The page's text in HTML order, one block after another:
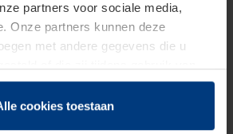
partners voor sociale media,
Onze partners kunnen deze
met andere gegevens die u
verzameld.
het recht om cookies op uw
cookies toestaan